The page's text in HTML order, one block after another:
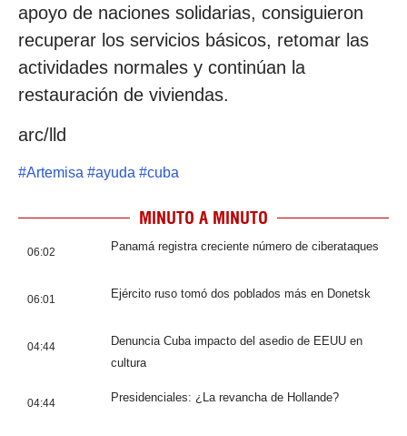
apoyo de naciones solidarias, consiguieron
recuperar los servicios básicos, retomar las
actividades normales y continúan la
restauración de viviendas.
arc/lld
#Artemisa #ayuda #cuba
MINUTO A MINUTO
06:02 Panamá registra creciente número de ciberataques
06:01 Ejército ruso tomó dos poblados más en Donetsk
04:44
Denuncia Cuba impacto del asedio de EEUU en
cultura
04:44 Presidenciales: ¿La revancha de Hollande?